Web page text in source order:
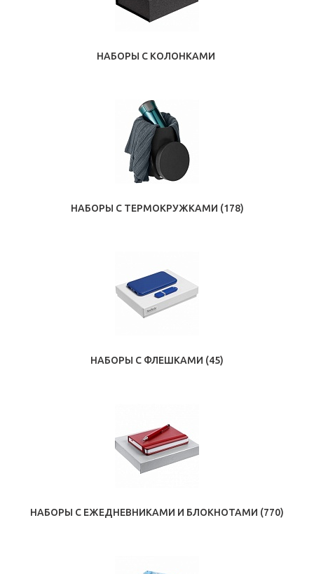
НАБОРЫ С КОЛОНКАМИ
НАБОРЫ С ТЕРМОКРУЖКАМИ (178)
НАБОРЫ С ФЛЕШКАМИ (45)
НАБОРЫ С ЕЖЕДНЕВНИКАМИ И БЛОКНОТАМИ (770)